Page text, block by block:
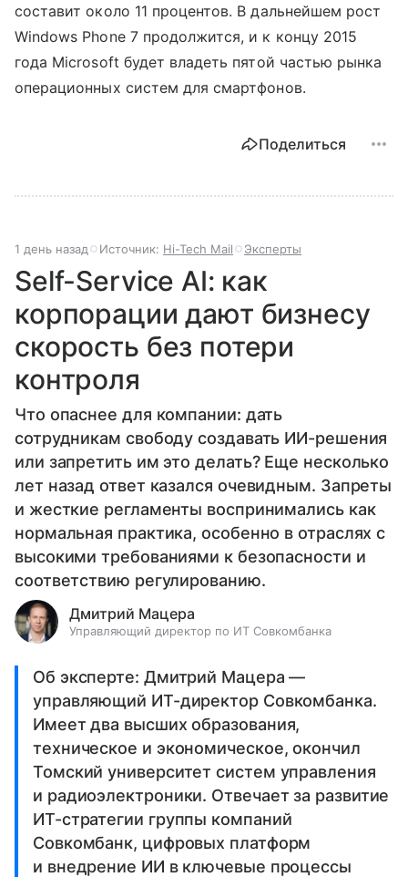
составит около 11 процентов. В дальнейшем рост
Windows Phone 7 продолжится, и к концу 2015
года Microsoft будет владеть пятой частью рынка
операционных систем для смартфонов.
Поделиться
1 день назад Источник: Hi-Tech Mail Эксперты
Self-Service AI: как
корпорации дают бизнесу
скорость без потери
контроля
Что опаснее для компании: дать
сотрудникам свободу создавать ИИ-решения
или запретить им это делать? Еще несколько
лет назад ответ казался очевидным. Запреты
и жесткие регламенты воспринимались как
нормальная практика, особенно в отраслях с
высокими требованиями к безопасности и
соответствию регулированию.
Дмитрий Мацера
Управляющий директор по ИТ Совкомбанка
Об эксперте: Дмитрий Мацера —
управляющий ИТ-директор Совкомбанка.
Имеет два высших образования,
техническое и экономическое, окончил
Томский университет систем управления
и радиоэлектроники. Отвечает за развитие
ИТ-стратегии группы компаний
Совкомбанк, цифровых платформ
и внедрение ИИ в ключевые процессы